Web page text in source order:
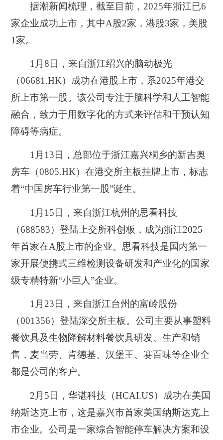
据潮新闻梳理，截至目前，2025年浙江已6
家企业成功上市，其中A股2家，港股3家，美股
1家。
1月8日，来自浙江绍兴的脑动极光
（06681.HK）成功在港股上市，系2025年港交
所上市第一股。该公司专注于脑科学和人工智能
融合，致力于用数字化的方式来评估和干预认知
障碍等病症。
1月13日，总部位于浙江嘉兴桐乡的新吉奥
房车（0805.HK）在港交所主板挂牌上市，标志
着“中国房车行业第一股”诞生。
1月15日，来自浙江杭州的思看科技
（688583）登陆上交所科创板，成为浙江2025
年首家在A股上市的企业。思看科技是国内第一
家开展便携式三维检测设备研发和产业化的国家
级专精特新“小巨人”企业。
1月23日，来自浙江台州的富岭股份
（001356）登陆深交所主板。公司主要从事塑料
餐饮具及生物降解材料餐饮具研发、生产和销
售，麦当劳、肯德基、汉堡王、赛百味等企业全
都是公司的客户。
2月5日，华谌科技（HCAI.US）成功在美国
纳斯达克上市，这是嘉兴市首家美国纳斯达克上
市企业。公司是一家综合智能停车解决方案和设